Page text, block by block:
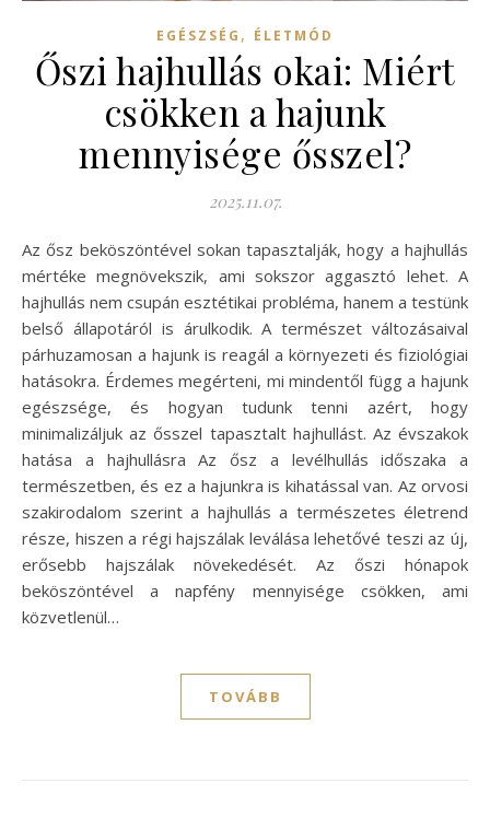
EGÉSZSÉG , ÉLETMÓD
Őszi hajhullás okai: Miért
csökken a hajunk
mennyisége ősszel?
2025.11.07.
Az ősz beköszöntével sokan tapasztalják, hogy a hajhullás
mértéke megnövekszik, ami sokszor aggasztó lehet. A
hajhullás nem csupán esztétikai probléma, hanem a testünk
belső állapotáról is árulkodik. A természet változásaival
párhuzamosan a hajunk is reagál a környezeti és fiziológiai
hatásokra. Érdemes megérteni, mi mindentől függ a hajunk
egészsége, és hogyan tudunk tenni azért, hogy
minimalizáljuk az ősszel tapasztalt hajhullást. Az évszakok
hatása a hajhullásra Az ősz a levélhullás időszaka a
természetben, és ez a hajunkra is kihatással van. Az orvosi
szakirodalom szerint a hajhullás a természetes életrend
része, hiszen a régi hajszálak leválása lehetővé teszi az új,
erősebb hajszálak növekedését. Az őszi hónapok
beköszöntével a napfény mennyisége csökken, ami
közvetlenül…
TOVÁBB